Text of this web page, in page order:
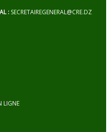
: SECRETAIREGENERAL@CRE.DZ
LIGNE